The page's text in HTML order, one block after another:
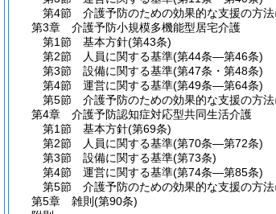
第4節
介護予防のための効果的な支援の方
第3章
介護予防小規模多機能型居宅介護
第1節
基本方針(第43条)
第2節
人員に関する基準(第44条―第46条)
第3節
設備に関する基準(第47条・第48条)
第4節
運営に関する基準(第49条―第64条)
第5節
介護予防のための効果的な支援の方
第4章
介護予防認知症対応型共同生活介護
第1節
基本方針(第69条)
第2節
人員に関する基準(第70条―第72条)
第3節
設備に関する基準(第73条)
第4節
運営に関する基準(第74条―第85条)
第5節
介護予防のための効果的な支援の方
第5章
雑則 (第90条)